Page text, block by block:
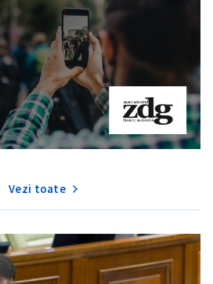
Vezi toate